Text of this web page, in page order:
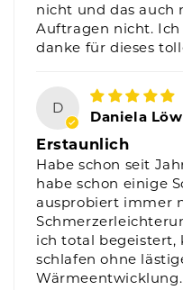
nicht und das auch
Auftragen nicht.
danke für dieses
D
Daniela Löw
Erstaunlich
Habe schon seit
habe schon einige
ausprobiert immer
ich total
schlafen ohne